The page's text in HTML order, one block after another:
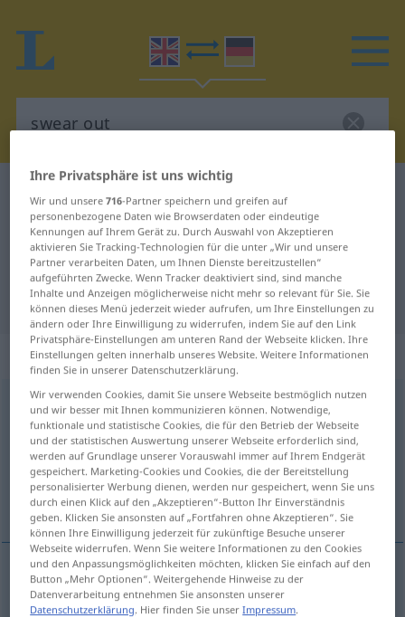
Englisch-Deutsch Übersetzung für
"swear out"
"swear out" Deutsch Übersetzung
„swear out“: transitive verb
swear outv/t
Übersicht aller Übersetzungen
(Für mehr Details die Übersetzung anklicken/antippen)
durch eidliche Strafanzeige erwirken
durch eidlicheStrafanzeigeerwirken swear out
Ihre Privatsphäre ist uns wichtig
Wir und unsere716-Partner speichern und greifen auf
personenbezogene Daten wie Browserdaten oder eindeutige
Kennungen auf Ihrem Gerät zu. Durch Auswahl von Akzeptieren
aktivieren Sie Tracking-Technologien für die unter „Wir und unsere
Partner verarbeiten Daten, um Ihnen Dienste bereitzustellen“
aufgeführten Zwecke. Wenn Tracker deaktiviert sind, sind manche
Inhalte und Anzeigen möglicherweise nicht mehr so relevant für Sie. Sie
können dieses Menü jederzeit wieder aufrufen, um Ihre Einstellungen zu
ändern oder Ihre Einwilligung zu widerrufen, indem Sie auf den Link
Privatsphäre-Einstellungen am unteren Rand der Webseite klicken. Ihre
Einstellungen gelten innerhalb unseres Website. Weitere Informationen
finden Sie in unserer Datenschutzerklärung.
Wir verwenden Cookies, damit Sie unsere Webseite bestmöglich nutzen
und wir besser mit Ihnen kommunizieren können. Notwendige,
funktionale und statistische Cookies, die für den Betrieb der Webseite
und der statistischen Auswertung unserer Webseite erforderlich sind,
werden auf Grundlage unserer Vorauswahl immer auf Ihrem Endgerät
gespeichert. Marketing-Cookies und Cookies, die der Bereitstellung
personalisierter Werbung dienen, werden nur gespeichert, wenn Sie uns
durch einen Klick auf den „Akzeptieren“-Button Ihr Einverständnis
geben. Klicken Sie ansonsten auf „Fortfahren ohne Akzeptieren“. Sie
können Ihre Einwilligung jederzeit für zukünftige Besuche unserer
Webseite widerrufen. Wenn Sie weitere Informationen zu den Cookies
und den Anpassungsmöglichkeiten möchten, klicken Sie einfach auf den
Button „Mehr Optionen“. Weitergehende Hinweise zu der
Datenverarbeitung entnehmen Sie ansonsten unserer
Datenschutzerklärung. Hier finden Sie unserImpressum.